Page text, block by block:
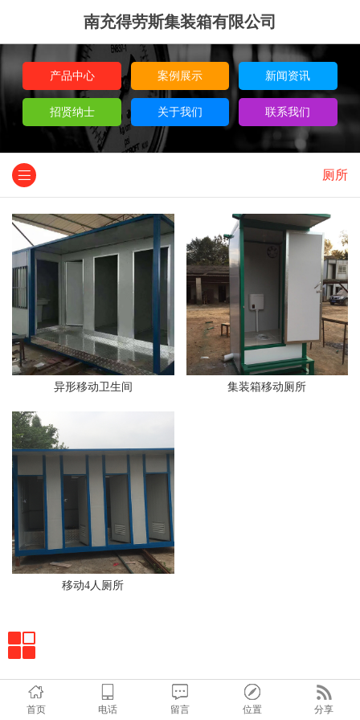
南充得劳斯集装箱有限公司
产品中心 案例展示 新闻资讯
招贤纳士 关于我们 联系我们
厕所
异形移动卫生间 集装箱移动厕所
移动4人厕所
首页 电话 留言 位置 分享